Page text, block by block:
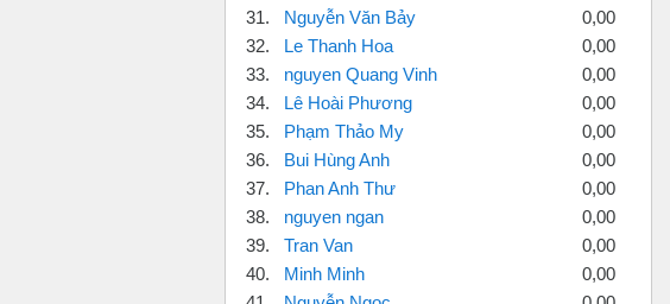
31.
Nguyễn Văn Bảy
0,00
32.
Le Thanh Hoa
0,00
33.
nguyen Quang Vinh
0,00
34.
Lê Hoài Phương
0,00
35.
Phạm Thảo My
0,00
36.
Bui Hùng Anh
0,00
37.
Phan Anh Thư
0,00
38.
nguyen ngan
0,00
39.
Tran Van
0,00
40.
Minh Minh
0,00